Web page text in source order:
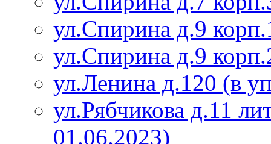
ул.Спирина д.9
ул.Спирина д.9
ул.Ленина д.120 (в
ул.Рябчикова д.11
01.06.2023)